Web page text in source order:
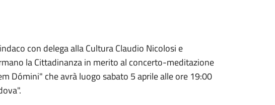
con delega alla Cultura Claudio Nicolosi e
la Cittadinanza in merito al concerto-meditazione
Dómini" che avrà luogo sabato 5 aprile alle ore 19:00